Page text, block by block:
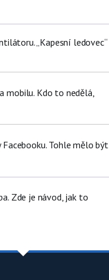
„Kapesní ledovec“
mobilu. Kdo to nedělá,
Tohle mělo být
Zde je návod, jak to